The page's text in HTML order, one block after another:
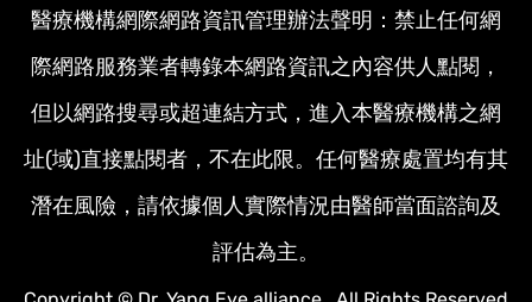
醫療機構網際網路資訊管理辦法聲明：禁止任何網
際網路服務業者轉錄本網路資訊之內容供人點閱，
但以網路搜尋或超連結方式，進入本醫療機構之網
址(域)直接點閱者，不在此限。任何醫療處置均有其
潛在風險，請依據個人實際情況由醫師當面諮詢及
評估為主。